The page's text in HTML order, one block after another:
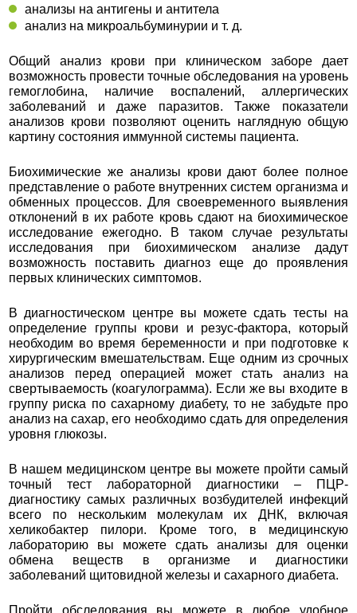
анализы на антигены и антитела
анализ на микроальбуминурии и т. д.
Общий анализ крови при клиническом заборе дает
возможность провести точные обследования на уровень
гемоглобина, наличие воспалений, аллергических
заболеваний и даже паразитов. Также показатели
анализов крови позволяют оценить наглядную общую
картину состояния иммунной системы пациента.
Биохимические же анализы крови дают более полное
представление о работе внутренних систем организма и
обменных процессов. Для своевременного выявления
отклонений в их работе кровь сдают на биохимическое
исследование ежегодно. В таком случае результаты
исследования при биохимическом анализе дадут
возможность поставить диагноз еще до проявления
первых клинических симптомов.
В диагностическом центре вы можете сдать тесты на
определение группы крови и резус-фактора, который
необходим во время беременности и при подготовке к
хирургическим вмешательствам. Еще одним из срочных
анализов перед операцией может стать анализ на
свертываемость (коагулограмма). Если же вы входите в
группу риска по сахарному диабету, то не забудьте про
анализ на сахар, его необходимо сдать для определения
уровня глюкозы.
В нашем медицинском центре вы можете пройти самый
точный тест лабораторной диагностики – ПЦР-
диагностику самых различных возбудителей инфекций
всего по нескольким молекулам их ДНК, включая
хеликобактер пилори. Кроме того, в медицинскую
лабораторию вы можете сдать анализы для оценки
обмена веществ в организме и диагностики
заболеваний щитовидной железы и сахарного диабета.
Пройти обследования вы можете в любое удобное